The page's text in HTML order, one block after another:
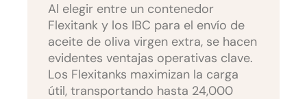
Al elegir entre un contenedor
Flexitank y los IBC para el envío de
aceite de oliva virgen extra, se hacen
evidentes ventajas operativas clave.
Los Flexitanks maximizan la carga
útil, transportando hasta 24,000